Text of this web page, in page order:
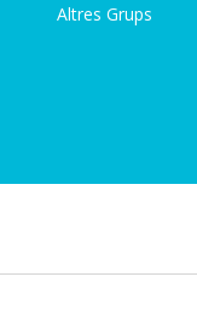
Altres Grups